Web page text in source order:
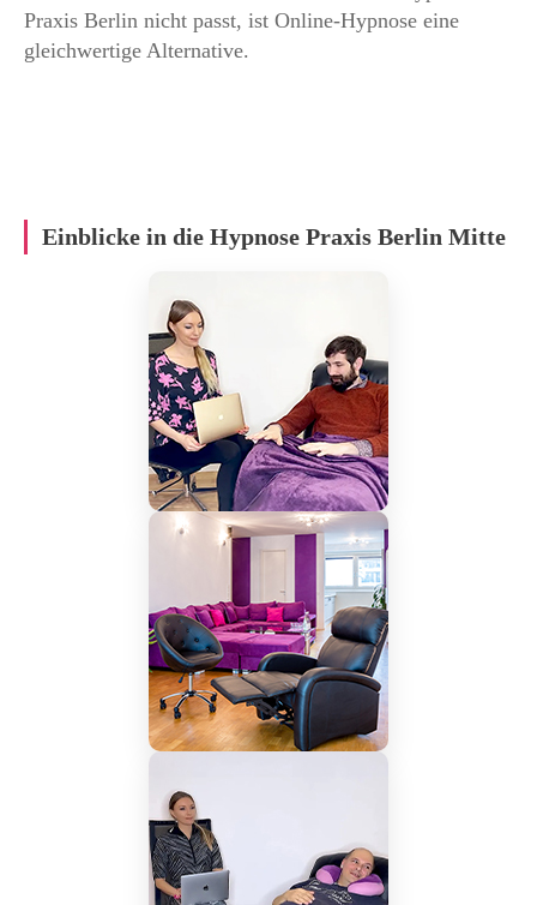
Praxis Berlin nicht passt, ist Online-Hypnose eine
gleichwertige Alternative.
Einblicke in die Hypnose Praxis Berlin Mitte